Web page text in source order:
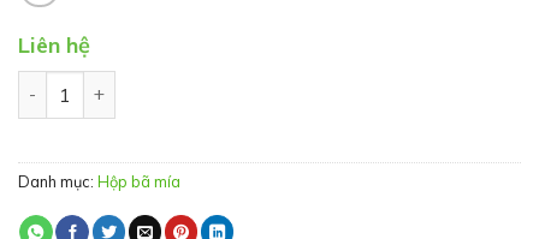
Liên hệ
Danh mục: Hộp bã mía